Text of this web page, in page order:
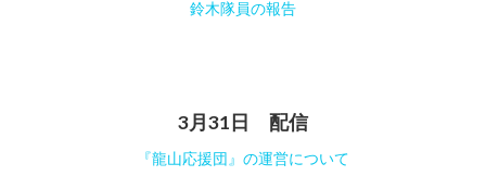
鈴木隊員の報告
3月31日 配信
『龍山応援団』の運営について